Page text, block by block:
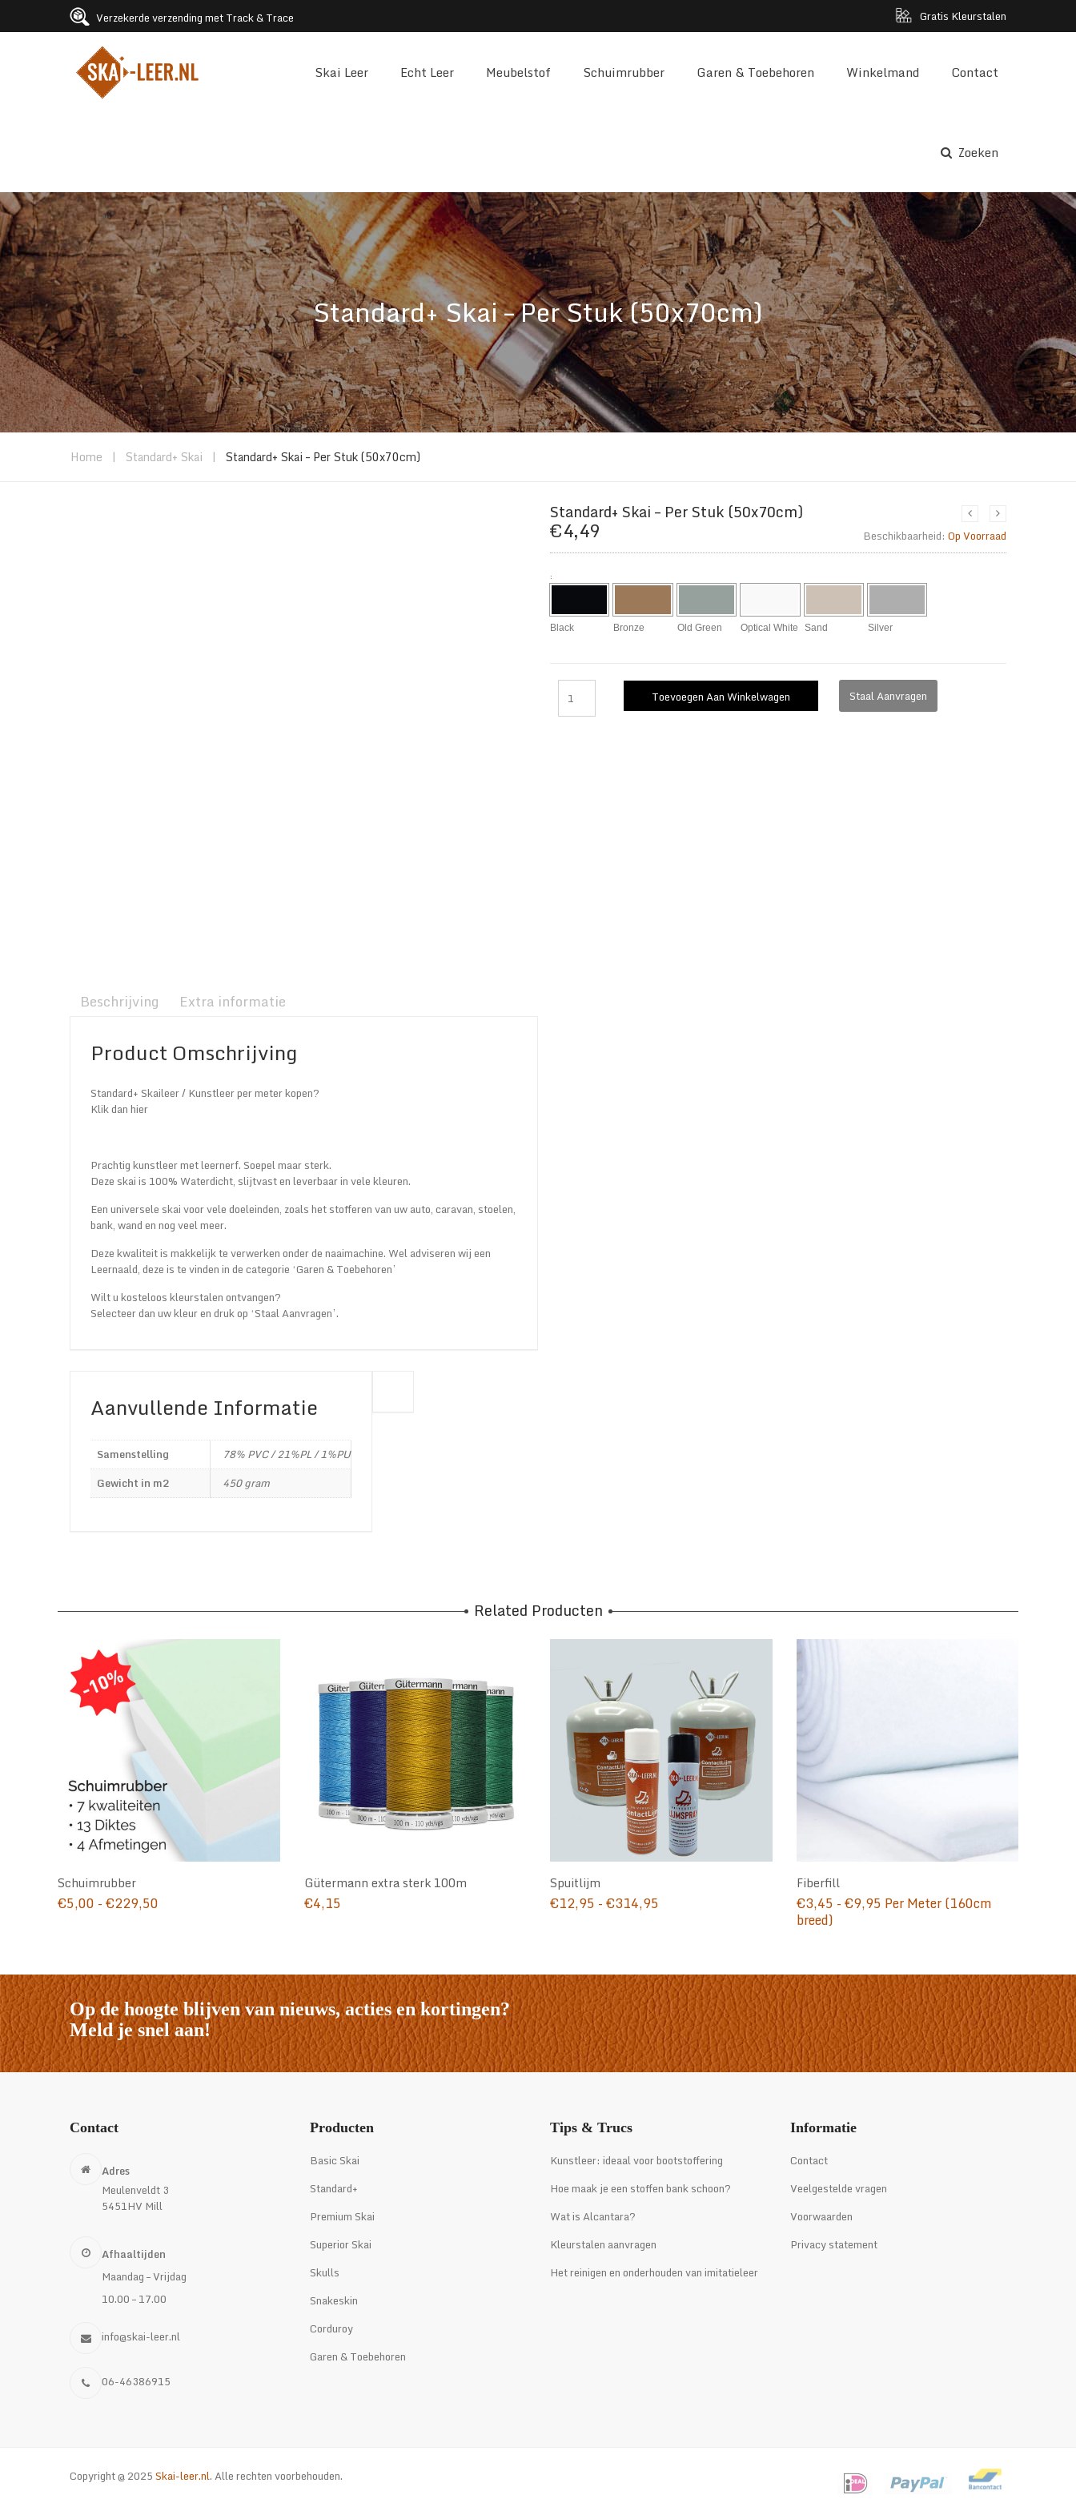
Verzekerde verzending met Track & Trace Gratis Kleurstalen
Skai Leer Echt Leer Meubelstof Schuimrubber Garen & Toebehoren Winkelmand Contact
Zoeken
Standard+ Skai – Per Stuk (50x70cm)
Home | Standard+ Skai | Standard+ Skai – Per Stuk (50x70cm)
Beschrijving Extra informatie
Product Omschrijving
Standard+ Skaileer / Kunstleer per meter kopen?
Klik dan hier
Prachtig kunstleer met leernerf. Soepel maar sterk.
Deze skai is 100% Waterdicht, slijtvast en leverbaar in vele kleuren.
Een universele skai voor vele doeleinden, zoals het stofferen van uw auto, caravan, stoelen,
bank, wand en nog veel meer.
Deze kwaliteit is makkelijk te verwerken onder de naaimachine. Wel adviseren wij een
Leernaald, deze is te vinden in de categorie ‘Garen & Toebehoren’
Wilt u kosteloos kleurstalen ontvangen?
Selecteer dan uw kleur en druk op ‘Staal Aanvragen’.
Aanvullende Informatie
Samenstelling
78% PVC / 21%PL / 1%PU
Gewicht in m2
450 gram
Standard+ Skai – Per Stuk (50x70cm)
€4,49 Beschikbaarheid: Op Voorraad
:
Black Bronze Old Green Optical White Sand Silver
Toevoegen Aan Winkelwagen Staal Aanvragen
Related Producten
Schuimrubber
€5,00 -€229,50
Gütermann extra sterk 100m
€4,15
Spuitlijm
€12,95 -€314,95
Fiberfill
€3,45 -€9,95Prijsklasse:
Per Meter (160cm
breed)
Op de hoogte blijven van nieuws, acties en kortingen?
Meld je snel aan!
Contact
Adres
Meulenveldt 3
5451HV Mill
Afhaaltijden
Maandag – Vrijdag
10.00 – 17.00
info@skai-leer.nl
06-46386915
Producten
Basic Skai
Standard+
Premium Skai
Superior Skai
Skulls
Snakeskin
Corduroy
Garen & Toebehoren
Tips & Trucs
Kunstleer: ideaal voor bootstoffering
Hoe maak je een stoffen bank schoon?
Wat is Alcantara?
Kleurstalen aanvragen
Het reinigen en onderhouden van imitatieleer
Informatie
Contact
Veelgestelde vragen
Voorwaarden
Privacy statement
Copyright @ 2025Skai-leer.nl. Alle rechten voorbehouden.